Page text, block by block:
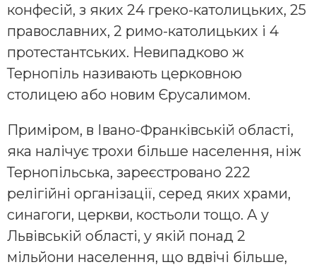
конфесій, з яких 24 греко-католицьких, 25
православних, 2 римо-католицьких і 4
протестантських. Невипадково ж
Тернопіль називають церковною
столицею або новим Єрусалимом.
Приміром, в Івано-Франківській області,
яка налічує трохи більше населення, ніж
Тернопільська, зареєстровано 222
релігійні організації, серед яких храми,
синагоги, церкви, костьоли тощо. А у
Львівській області, у якій понад 2
мільйони населення, що вдвічі більше,